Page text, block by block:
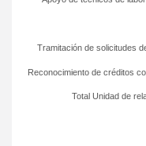
Total Unidad de
Reconocimiento de créditos
Tramitación de solicitudes